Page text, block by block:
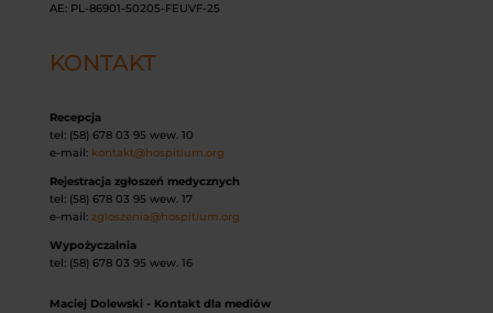
AE: PL-86901-50205-FEUVF-25
KONTAKT
Recepcja
tel: (58) 678 03 95 wew. 10
e-mail: kontakt@hospitium.org
Rejestracja zgłoszeń medycznych
tel: (58) 678 03 95 wew. 17
e-mail: zgloszenia@hospitium.org
Wypożyczalnia
tel: (58) 678 03 95 wew. 16
Maciej Dolewski - Kontakt dla mediów